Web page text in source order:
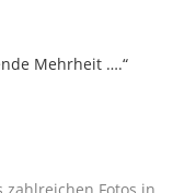
Mehrheit ….“
zahlreichen Fotos in